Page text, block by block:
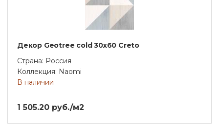
Декор Geotree cold 30х60 Creto
Страна: Россия
Коллекция: Naomi
В наличии
1 505.20 руб./м2